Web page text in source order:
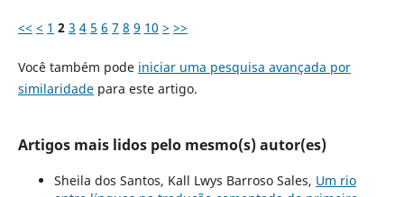
<< < 1 2 3 4 5 6 7 8 9 10 > >>
Você também pode iniciar uma pesquisa avançada por
similaridadepara este artigo.
Artigos mais lidos pelo mesmo(s) autor(es)
Sheila dos Santos, Kall Lwys Barroso Sales, Um rio